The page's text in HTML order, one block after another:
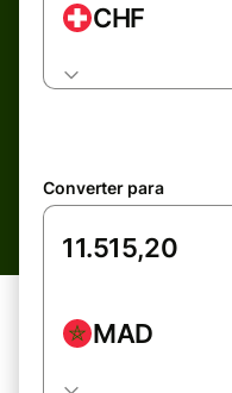
CHF
Converter para
MAD